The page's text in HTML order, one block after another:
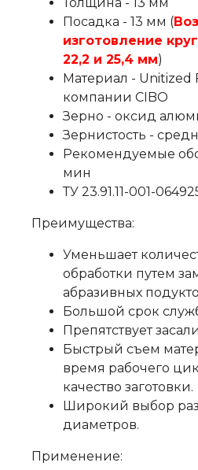
Посадка - 13 мм (
изготовление
22,2 и 25,4 мм)
Материал - Unitized
компании CIBO
Зерно - оксид
Зернистость -
Рекомендуемые
мин
ТУ 23.91.11-001-
Преимущества:
Уменьшает
обработки путем
абразивных
Большой срок
Препятствует
Быстрый съем
время рабочего
качество заготовки.
Широкий выбор
диаметров.
Применение: